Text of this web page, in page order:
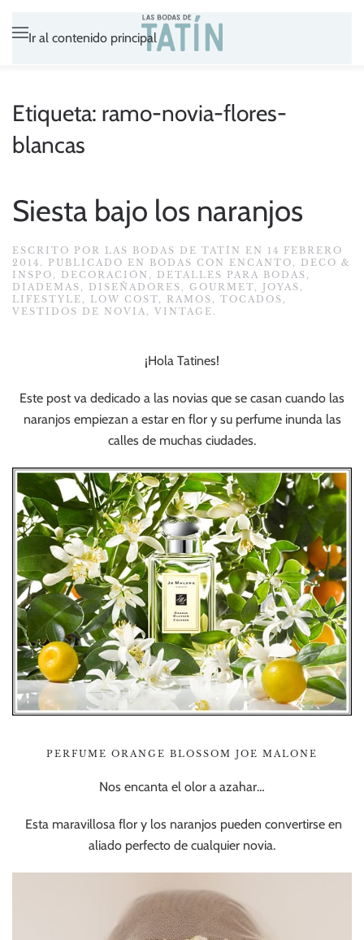
Ir al contenido principal
Etiqueta: ramo-novia-flores-
blancas
Siesta bajo los naranjos
ESCRITO POR LAS BODAS DE TATÍN EN 14 FEBRERO
2014 . PUBLICADO EN BODAS CON ENCANTO , DECO &
INSPO , DECORACIÓN , DETALLES PARA BODAS ,
DIADEMAS , DISEÑADORES , GOURMET, JOYAS ,
LIFESTYLE , LOW COST, RAMOS , TOCADOS ,
VESTIDOS DE NOVIA , VINTAGE .
¡Hola Tatines!
Este post va dedicado a las novias que se casan cuando las
naranjos empiezan a estar en flor y su perfume inunda las
calles de muchas ciudades.
PERFUME ORANGE BLOSSOM JOE MALONE
Nos encanta el olor a azahar…
Esta maravillosa flor y los naranjos pueden convertirse en
aliado perfecto de cualquier novia.